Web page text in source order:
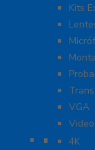
Kits
VGA
4K